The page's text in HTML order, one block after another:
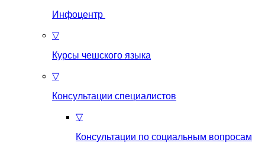
Инфоцентр
▽
Курсы чешского языка
▽
Консультации специалистов
▽
Консультации по социальным вопросам